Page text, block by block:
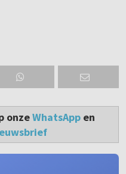
onzeWhatsAppen